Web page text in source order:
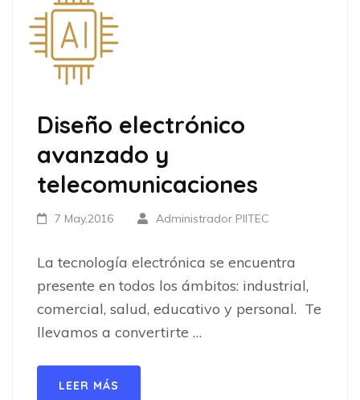
Diseño electrónico
avanzado y
telecomunicaciones
7 May,2016 Administrador PIITEC
La tecnología electrónica se encuentra
presente en todos los ámbitos: industrial,
comercial, salud, educativo y personal. Te
llevamos a convertirte …
LEER MÁS